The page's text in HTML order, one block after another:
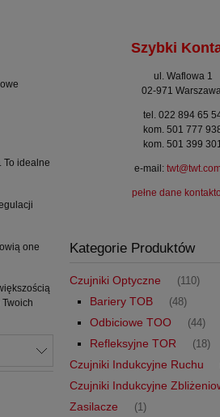
. To idealne
one
Szybki
ul. Waflowa 1
02-971
tel. 022 894 65
kom. 501 777
kom. 501 399
e-mail:
pełne dane
Kategorie Produktów
Czujniki Optyczne (110)
Bariery TOB (48)
Odbiciowe TOO (44)
Refleksyjne TOR (18)
Czujniki Indukcyjne Ruchu
Czujniki Indukcyjne
Zasilacze (1)